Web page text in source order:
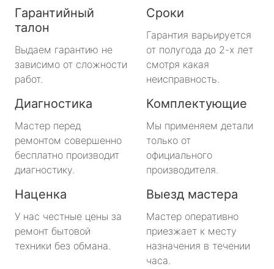
Гарантийный
талон
Выдаем гарантию не
зависимо от сложности
работ.
Сроки
Гарантия варьируется
от полугода до 2-х лет
смотря какая
неисправность.
Диагностика
Мастер перед
ремонтом совершенно
бесплатно производит
диагностику.
Комплектующие
Мы применяем детали
только от
официального
производителя.
Наценка
У нас честные цены за
ремонт бытовой
техники без обмана.
Выезд мастера
Мастер оперативно
приезжает к месту
назначения в течении
часа.